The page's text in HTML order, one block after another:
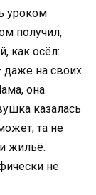
уроком
получил,
как осёл:
даже на своих
она
казалась
та не
жильё.
не